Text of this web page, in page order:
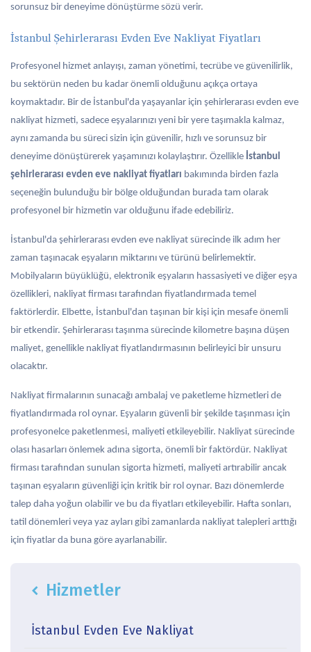
sorunsuz bir deneyime dönüştürme sözü verir.
İstanbul Şehirlerarası Evden Eve Nakliyat Fiyatları
Profesyonel hizmet anlayışı, zaman yönetimi, tecrübe ve güvenilirlik,
bu sektörün neden bu kadar önemli olduğunu açıkça ortaya
koymaktadır. Bir de İstanbul'da yaşayanlar için şehirlerarası evden eve
nakliyat hizmeti, sadece eşyalarınızı yeni bir yere taşımakla kalmaz,
aynı zamanda bu süreci sizin için güvenilir, hızlı ve sorunsuz bir
deneyime dönüştürerek yaşamınızı kolaylaştırır. Özellikle İstanbul
şehirlerarası evden eve nakliyat fiyatları bakımında birden fazla
seçeneğin bulunduğu bir bölge olduğundan burada tam olarak
profesyonel bir hizmetin var olduğunu ifade edebiliriz.
İstanbul'da şehirlerarası evden eve nakliyat sürecinde ilk adım her
zaman taşınacak eşyaların miktarını ve türünü belirlemektir.
Mobilyaların büyüklüğü, elektronik eşyaların hassasiyeti ve diğer eşya
özellikleri, nakliyat firması tarafından fiyatlandırmada temel
faktörlerdir. Elbette, İstanbul'dan taşınan bir kişi için mesafe önemli
bir etkendir. Şehirlerarası taşınma sürecinde kilometre başına düşen
maliyet, genellikle nakliyat fiyatlandırmasının belirleyici bir unsuru
olacaktır.
Nakliyat firmalarının sunacağı ambalaj ve paketleme hizmetleri de
fiyatlandırmada rol oynar. Eşyaların güvenli bir şekilde taşınması için
profesyonelce paketlenmesi, maliyeti etkileyebilir. Nakliyat sürecinde
olası hasarları önlemek adına sigorta, önemli bir faktördür. Nakliyat
firması tarafından sunulan sigorta hizmeti, maliyeti artırabilir ancak
taşınan eşyaların güvenliği için kritik bir rol oynar. Bazı dönemlerde
talep daha yoğun olabilir ve bu da fiyatları etkileyebilir. Hafta sonları,
tatil dönemleri veya yaz ayları gibi zamanlarda nakliyat talepleri arttığı
için fiyatlar da buna göre ayarlanabilir.
iconHizmetler
İstanbul Evden Eve Nakliyat